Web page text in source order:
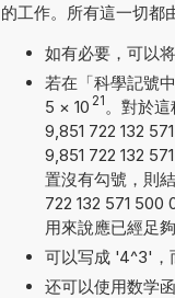
的工作。所有這一切都
如有必要，可以
若在「科學記號
5 × 10 21 。對於
9,851 722 132
9,851 722 132
置沒有勾號，則
722 132 571 500
用來說應已經足
可以写成 '4^3'，
还可以使用数学